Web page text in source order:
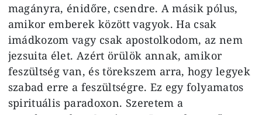
magányra, énidőre, csendre. A másik pólus,
amikor emberek között vagyok. Ha csak
imádkozom vagy csak apostolkodom, az nem
jezsuita élet. Azért örülök annak, amikor
feszültség van, és törekszem arra, hogy legyek
szabad erre a feszültségre. Ez egy folyamatos
spirituális paradoxon. Szeretem a